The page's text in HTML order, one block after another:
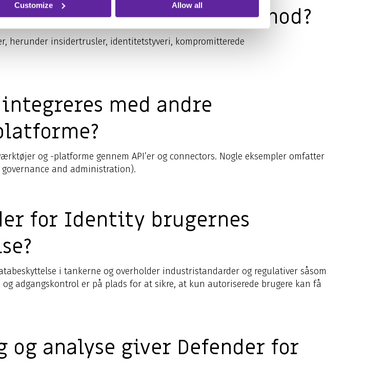
Customize Allow all
Defender for Identity mod?
herunder insidertrusler, identitetstyveri, kompromitterede
med andre
og -platforme gennem API’er og connectors. Nogle eksempler omfatter
governance and administration).
for Identity brugernes
i tankerne og overholder industristandarder og regulativer såsom
og adgangskontrol er på plads for at sikre, at kun autoriserede brugere kan få
analyse giver Defender for